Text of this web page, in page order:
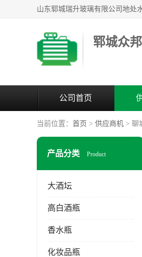
郓城众
公司首页
当前位置： 首页 > 供应商机 > 聊
产品分类 Product
大酒坛
高白酒瓶
香水瓶
化妆品瓶